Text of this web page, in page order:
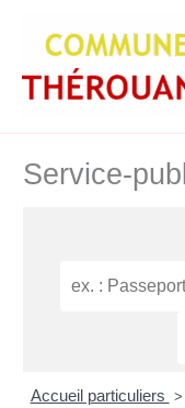
contenu
Service-
Accueil particuliers >